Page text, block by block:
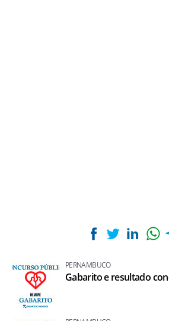
PERNAMBUCO
Gabarito e resultado